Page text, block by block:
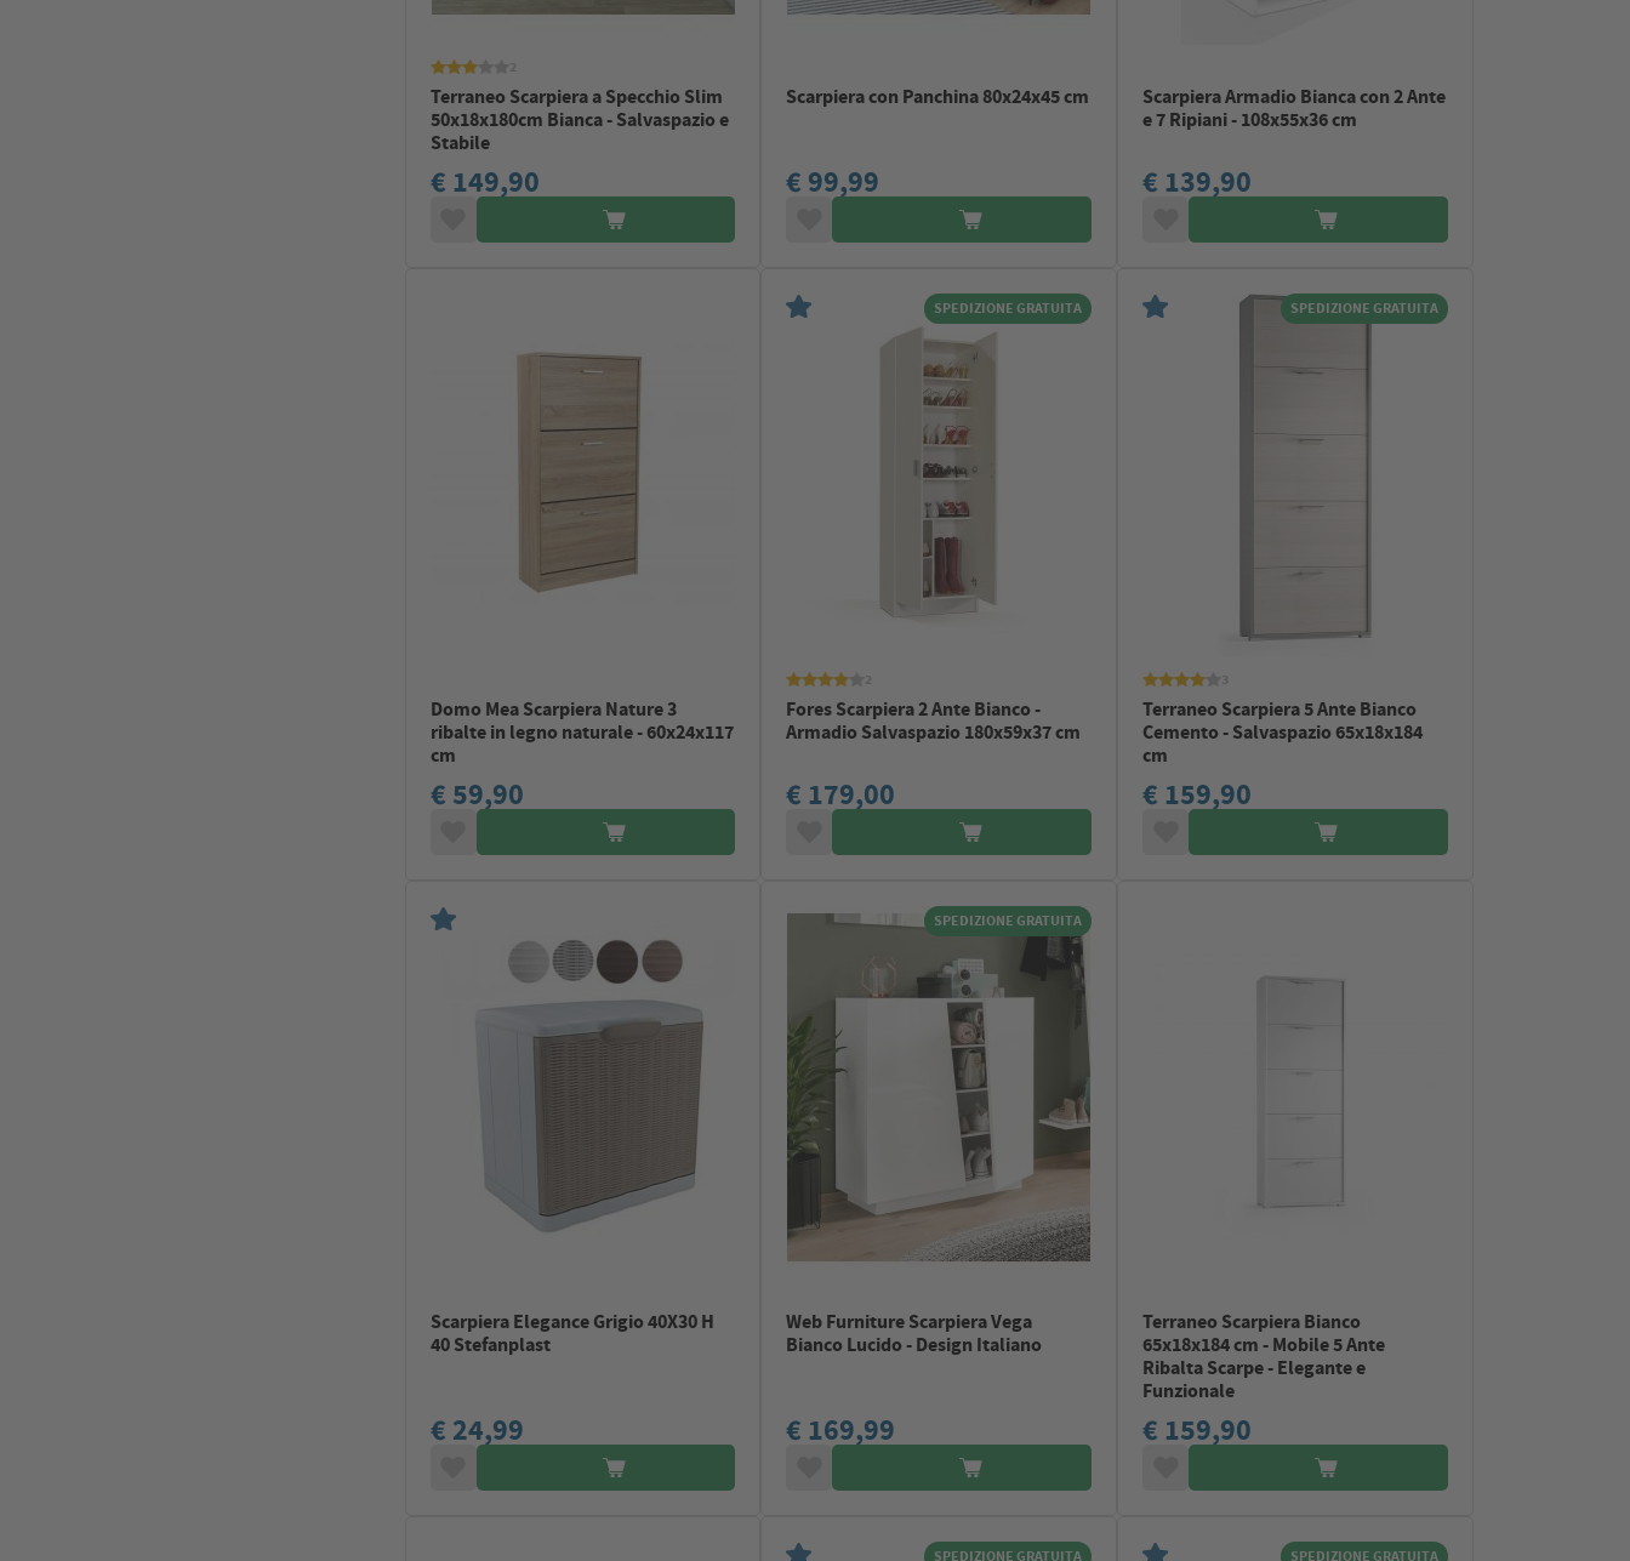
Terraneo Scarpiera a Specchio Slim
50x18x180cm Bianca - Salvaspazio e
Stabile
€ 149,90
Scarpiera con Panchina 80x24x45 cm
€ 99,99
Scarpiera Armadio Bianca con 2 Ante
e 7 Ripiani - 108x55x36 cm
€ 139,90
Domo Mea Scarpiera Nature 3
ribalte in legno naturale - 60x24x117
cm
€ 59,90
SPEDIZIONE GRATUITA
Fores Scarpiera 2 Ante Bianco -
Armadio Salvaspazio 180x59x37 cm
€ 179,00
SPEDIZIONE GRATUITA
Terraneo Scarpiera 5 Ante Bianco
Cemento - Salvaspazio 65x18x184
cm
€ 159,90
Scarpiera Elegance Grigio 40X30 H
40 Stefanplast
€ 24,99
SPEDIZIONE GRATUITA
Web Furniture Scarpiera Vega
Bianco Lucido - Design Italiano
€ 169,99
Terraneo Scarpiera Bianco
65x18x184 cm - Mobile 5 Ante
Ribalta Scarpe - Elegante e
Funzionale
€ 159,90
SPEDIZIONE GRATUITA SPEDIZIONE GRATUITA